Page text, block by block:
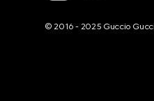
© 2016 - 2025 Guccio